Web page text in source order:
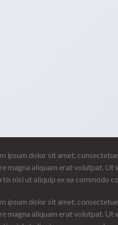
ipsum dolor sit amet,
magna aliquam erat volutpat. Ut
nisl ut aliquip ex ea commodo
ipsum dolor sit amet,
magna aliquam erat volutpat. Ut